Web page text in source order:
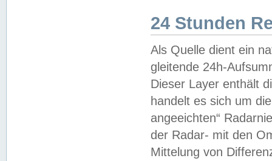
24 Stunden
Als Quelle dient ein
gleitende 24h-
Dieser Layer enthält
handelt es sich um
angeeichten“
der Radar- mit den
Mittelung von